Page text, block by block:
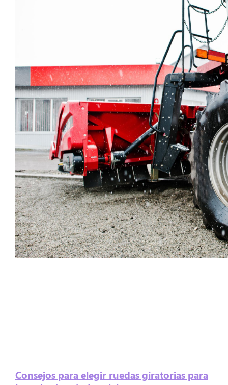
Consejos para elegir ruedas giratorias para